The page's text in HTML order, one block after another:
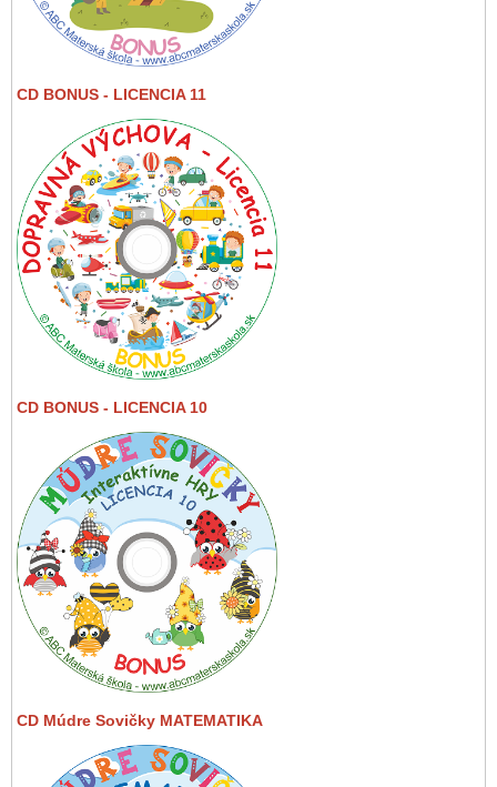
CD BONUS - LICENCIA 11
CD BONUS - LICENCIA 10
CD Múdre Sovičky MATEMATIKA